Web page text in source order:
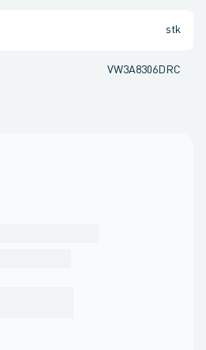
stk
VW3A8306DRC